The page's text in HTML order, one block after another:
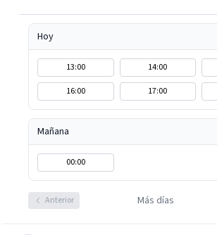
Hoy
13:00 14:00
16:00
17:00
Mañana
00:00
Anterior Más días